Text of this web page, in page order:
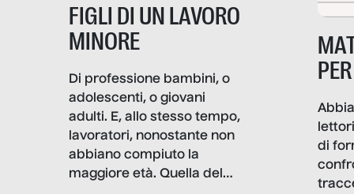
FIGLI DI UN LAVORO
MINORE
Di professione bambini, o
adolescenti, o giovani
adulti. E, allo stesso tempo,
lavoratori, nonostante non
abbiano compiuto la
maggiore età. Quella del
di